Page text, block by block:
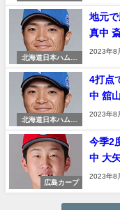
ローズ
北海道日本ハムフ
ァイターズ
地元
真中
2023年8
北海道日本ハムフ
ァイターズ
4打点
中 舘
2023年8
広島カープ
今季2
中 大
2023年8